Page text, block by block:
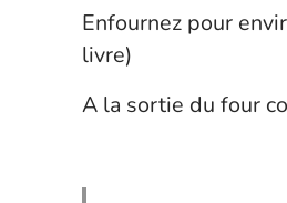
Enfournez pour
livre)
A la sortie du four